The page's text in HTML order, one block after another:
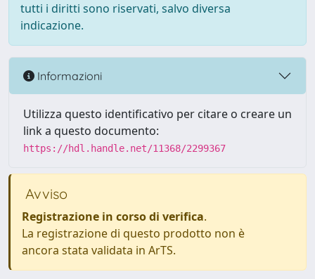
tutti i diritti sono riservati, salvo diversa
indicazione.
Informazioni
Utilizza questo identificativo per citare o creare un
link a questo documento:
https://hdl.handle.net/11368/2299367
Avviso
Registrazione in corso di verifica.
La registrazione di questo prodotto non è
ancora stata validata in ArTS.